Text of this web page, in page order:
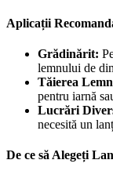
Aplicații
Grădinărit:
lemnului de
Tăierea
pentru iarnă
Lucrări
necesită un
De ce să Alegeți